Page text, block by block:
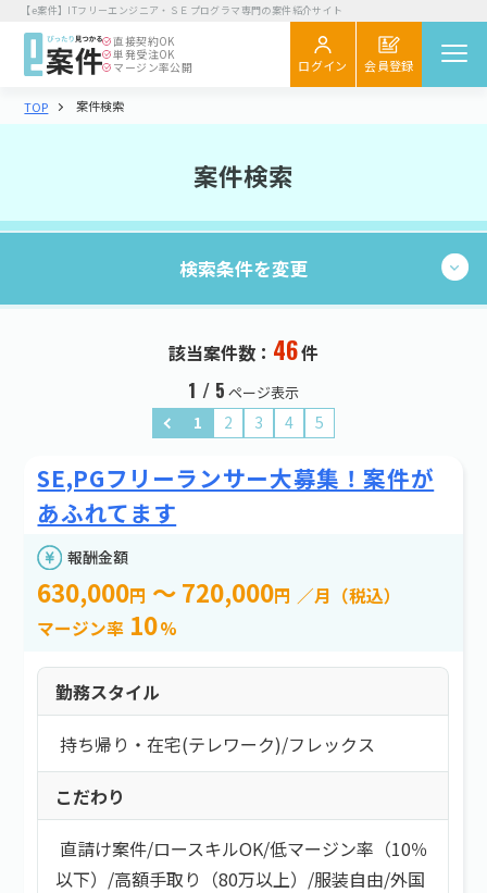
【e案件】ITフリーエンジニア・ＳＥプログラマ専門の案件紹介サイト
ログイン 会員登録
直接契約OK
単発受注OK
マージン率公開
案件を探す 閲覧履歴
エンジニア向け
初めてご利用の企業さまへ
お役立ち情報
e案件とは？
TOP 案件検索
案件検索
検索条件を変更
46
業種・職種を選択する
エリア
エリアを選択する
報酬金額
必要スキル
必要スキルを選択する
検索する
該当案件数： 46件
1 / 5 ページ表示
1 2 3 4 5
SE,PGフリーランサー大募集！案件が
あふれてます
報酬金額
630,000円 ～ 720,000円 ／月（税込）
マージン率 10%
勤務スタイル
持ち帰り・在宅(テレワーク)/フレックス
こだわり
直請け案件/ロースキルOK/低マージン率（10％
以下） /高額手取り（80万以上） /服装自由/外国